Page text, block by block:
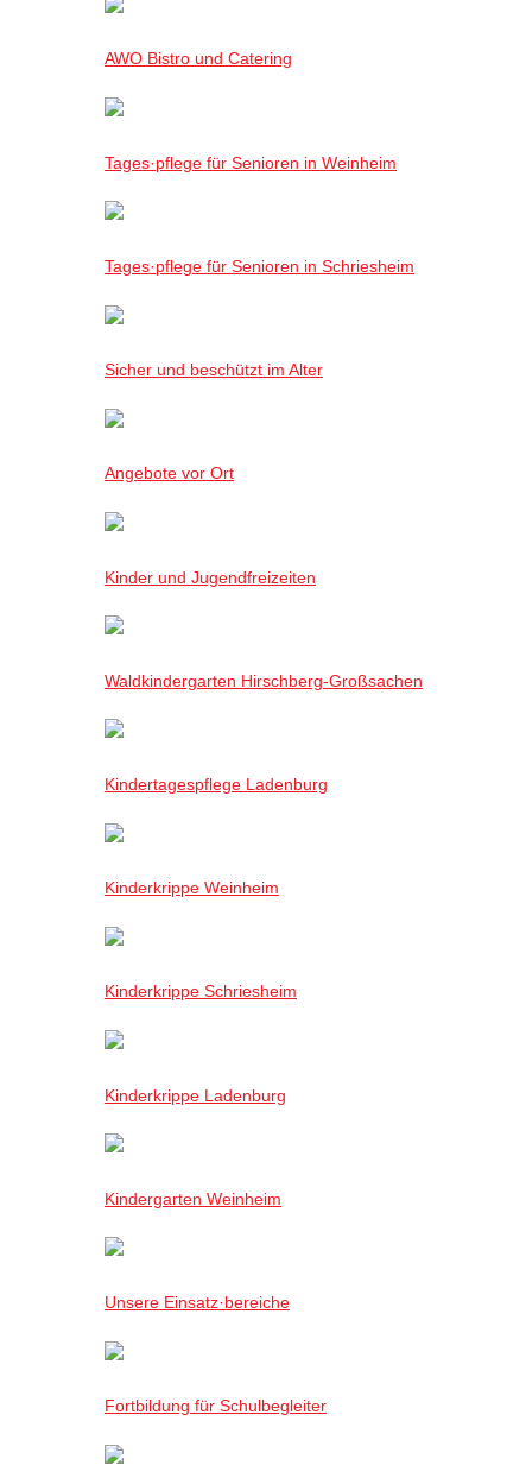
AWO Bistro und Catering
Tages·pflege für Senioren in Weinheim
Tages·pflege für Senioren in Schriesheim
Sicher und beschützt im Alter
Angebote vor Ort
Kinder und Jugendfreizeiten
Waldkindergarten Hirschberg-Großsachen
Kindertagespflege Ladenburg
Kinderkrippe Weinheim
Kinderkrippe Schriesheim
Kinderkrippe Ladenburg
Kindergarten Weinheim
Unsere Einsatz·bereiche
Fortbildung für Schulbegleiter